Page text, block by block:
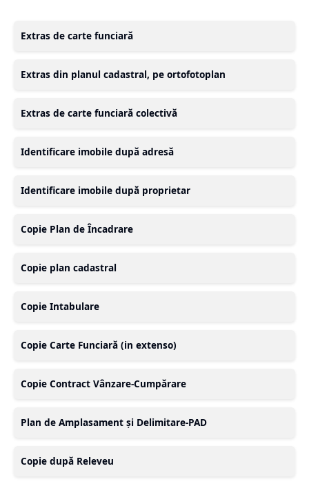
Extras de carte funciară
Extras din planul cadastral, pe ortofotoplan
Extras de carte funciară colectivă
Identificare imobile după adresă
Identificare imobile după proprietar
Copie Plan de Încadrare
Copie plan cadastral
Copie Intabulare
Copie Carte Funciară (in extenso)
Copie Contract Vânzare-Cumpărare
Plan de Amplasament și Delimitare-PAD
Copie după Releveu